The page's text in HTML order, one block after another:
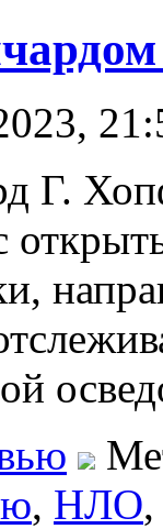
Г.
, НЛО